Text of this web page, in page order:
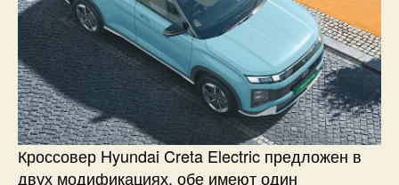
Кроссовер Hyundai Creta Electric предложен в
двух модификациях, обе имеют один